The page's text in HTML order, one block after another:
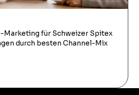
Marketing für Schweizer Spitex
durch besten Channel-Mix